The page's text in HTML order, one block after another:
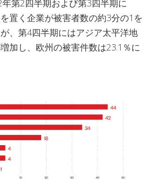
第2四半期および第3四半期に
置く企業が被害者数の約3分の1を
、第4四半期にはアジア太平洋地
加し、欧州の被害件数は23.1％に